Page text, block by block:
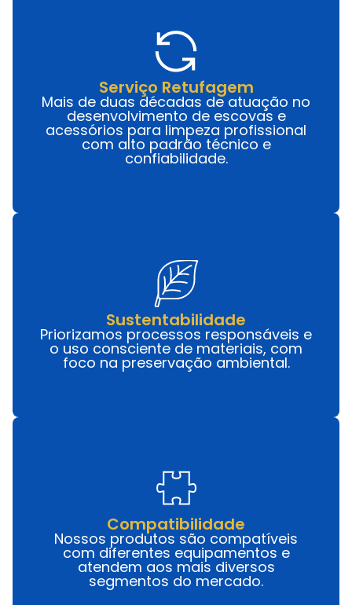
Serviço Retufagem
Mais de duas décadas de atuação no
desenvolvimento de escovas e
acessórios para limpeza profissional
com alto padrão técnico e
confiabilidade.
Sustentabilidade
Priorizamos processos responsáveis e
o uso consciente de materiais, com
foco na preservação ambiental.
Compatibilidade
Nossos produtos são compatíveis
com diferentes equipamentos e
atendem aos mais diversos
segmentos do mercado.